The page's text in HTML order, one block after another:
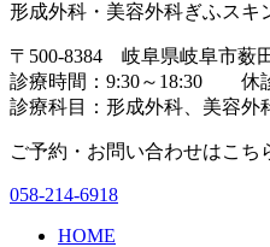
形成外科・美容外科ぎふスキ
〒500-8384 岐阜県岐阜市薮
診療時間：9:30～18:30 休
診療科目：形成外科、美容外
ご予約・お問い合わせはこち
058-214-6918
HOME